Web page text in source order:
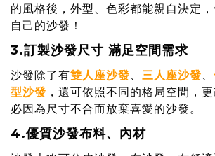
的風格後，外型、色彩都能親自決定
自己的沙發！
3.訂製沙發尺寸 滿足空間需求
沙發除了有雙人座沙發、 三人座沙發、
型沙發 ，還可依照不同的格局空間，
必因為尺寸不合而放棄喜愛的沙發。
4.優質沙發布料、內材